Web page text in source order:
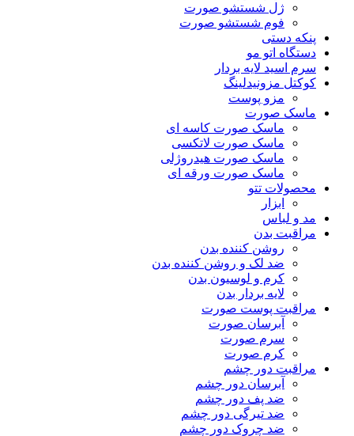
ژل شستشو صورت
فوم شستشو صورت
پنکه دستی
دستگاه اتو مو
سرم اسید لایه بردار
کوکتل مزونیدلینگ
مزو پوست
ماسک صورت
ماسک صورت کاسه ای
ماسک صورت لاتکسی
ماسک صورت هیدروژلی
ماسک صورت ورقه ای
محصولات تتو
ابزار
مد و لباس
مراقبت بدن
روشن کننده بدن
ضد لک و روشن کننده بدن
کرم و لوسیون بدن
لایه بردار بدن
مراقبت پوست صورت
آبرسان صورت
سرم صورت
کرم صورت
مراقبت دور چشم
آبرسان دور چشم
ضد پف دور چشم
ضد تیرگی دور چشم
ضد چروک دور چشم